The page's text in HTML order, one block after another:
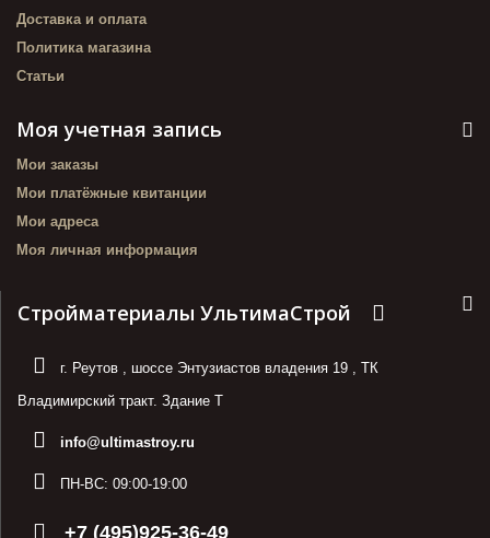
Доставка и оплата
Политика магазина
Статьи
Моя учетная запись
Мои заказы
Мои платёжные квитанции
Мои адреса
Моя личная информация
Стройматериалы УльтимаСтрой
г. Реутов , шоссе Энтузиастов владения 19 , ТК
Владимирский тракт. Здание Т
info@ultimastroy.ru
ПН-ВС: 09:00-19:00
+7 (495)925-36-49